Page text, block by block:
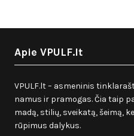
Apie VPULF.lt
VPULF.lt – asmeninis
namus ir pramogas. Čia taip
madą, stilių, sveikatą, šeimą,
rūpimus dalykus.